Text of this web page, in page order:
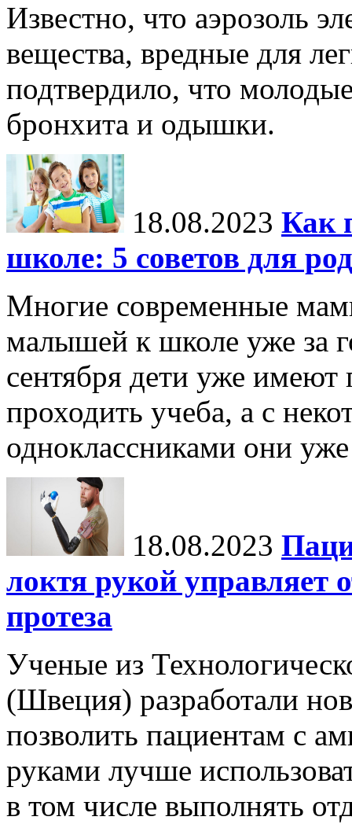
Известно, что аэрозоль
вещества, вредные для
подтвердило, что
бронхита и одышки.
18.08.2023 Как
школе: 5 советов для
Многие современные
малышей к школе уже за
сентября дети уже имеют
проходить учеба, а с
одноклассниками они
18.08.2023
локтя рукой
протеза
Ученые из
(Швеция) разработали
позволить пациентам с
руками лучше
в том числе выполнять